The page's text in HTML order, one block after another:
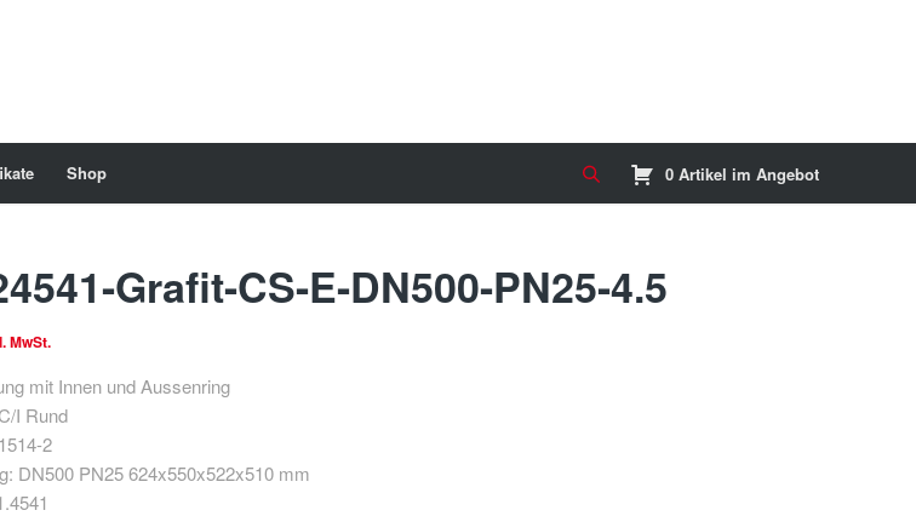
Shop 0 Artikel im Angebot
Grafit-CS-E-DN500-PN25-4.5
MwSt.
mit Innen und Aussenring
I Rund
2
DN500 PN25 624x550x522x510 mm